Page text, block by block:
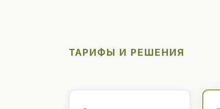
ТАРИФЫ И РЕШЕНИЯ